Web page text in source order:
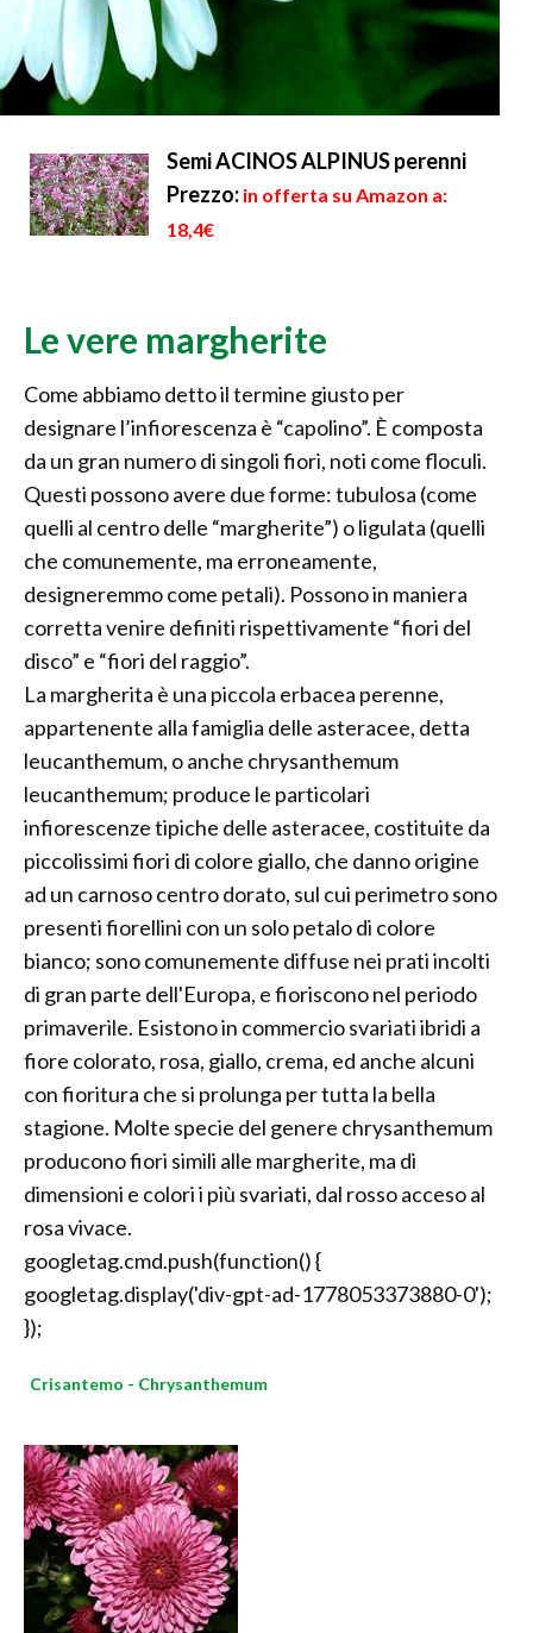
Semi ACINOS ALPINUS perenni
Prezzo: in offerta su Amazon a:
18,4€
Le vere margherite
Come abbiamo detto il termine giusto per
designare l’infiorescenza è “capolino”. È composta
da un gran numero di singoli fiori, noti come floculi.
Questi possono avere due forme: tubulosa (come
quelli al centro delle “margherite”) o ligulata (quelli
che comunemente, ma erroneamente,
designeremmo come petali). Possono in maniera
corretta venire definiti rispettivamente “fiori del
disco” e “fiori del raggio”.
La margherita è una piccola erbacea perenne,
appartenente alla famiglia delle asteracee, detta
leucanthemum, o anche chrysanthemum
leucanthemum; produce le particolari
infiorescenze tipiche delle asteracee, costituite da
piccolissimi fiori di colore giallo, che danno origine
ad un carnoso centro dorato, sul cui perimetro sono
presenti fiorellini con un solo petalo di colore
bianco; sono comunemente diffuse nei prati incolti
di gran parte dell'Europa, e fioriscono nel periodo
primaverile. Esistono in commercio svariati ibridi a
fiore colorato, rosa, giallo, crema, ed anche alcuni
con fioritura che si prolunga per tutta la bella
stagione. Molte specie del genere chrysanthemum
producono fiori simili alle margherite, ma di
dimensioni e colori i più svariati, dal rosso acceso al
rosa vivace.
googletag.cmd.push(function() {
googletag.display('div-gpt-ad-1778053373880-0');
});
Crisantemo - Chrysanthemum